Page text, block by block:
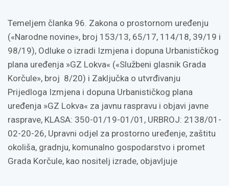
Temeljem članka 96. Zakona o prostornom uređenju
(«Narodne novine», broj 153/13, 65/17, 114/18, 39/19 i
98/19), Odluke o izradi Izmjena i dopuna Urbanističkog
plana uređenja »GZ Lokva« («Službeni glasnik Grada
Korčule», broj 8/20) i Zaključka o utvrđivanju
Prijedloga Izmjena i dopuna Urbanističkog plana
uređenja »GZ Lokva« za javnu raspravu i objavi javne
rasprave, KLASA: 350-01/19-01/01, URBROJ: 2138/01-
02-20-26, Upravni odjel za prostorno uređenje, zaštitu
okoliša, gradnju, komunalno gospodarstvo i promet
Grada Korčule, kao nositelj izrade, objavljuje